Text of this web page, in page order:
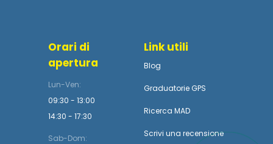
Orari di
apertura
Lun-Ven:
09:30 - 13:00
14:30 - 17:30
Sab-Dom:
Link utili
Blog
Graduatorie GPS
Ricerca MAD
Scrivi una recensione